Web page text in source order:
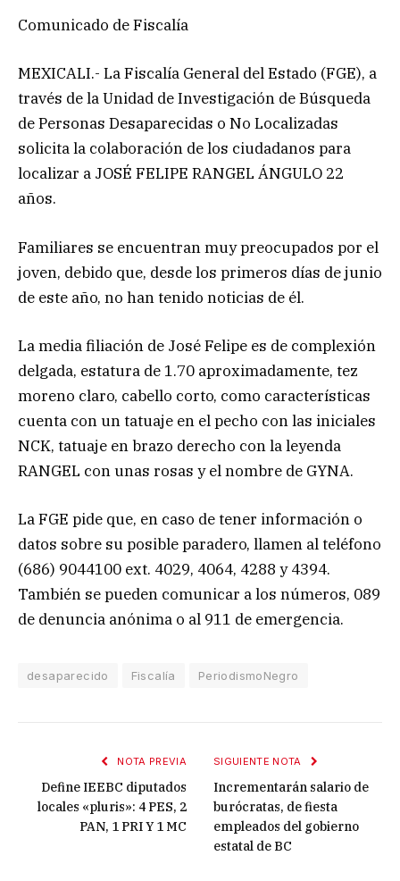
Comunicado de Fiscalía
MEXICALI.- La Fiscalía General del Estado (FGE), a
través de la Unidad de Investigación de Búsqueda
de Personas Desaparecidas o No Localizadas
solicita la colaboración de los ciudadanos para
localizar a JOSÉ FELIPE RANGEL ÁNGULO 22
años.
Familiares se encuentran muy preocupados por el
joven, debido que, desde los primeros días de junio
de este año, no han tenido noticias de él.
La media filiación de José Felipe es de complexión
delgada, estatura de 1.70 aproximadamente, tez
moreno claro, cabello corto, como características
cuenta con un tatuaje en el pecho con las iniciales
NCK, tatuaje en brazo derecho con la leyenda
RANGEL con unas rosas y el nombre de GYNA.
La FGE pide que, en caso de tener información o
datos sobre su posible paradero, llamen al teléfono
(686) 9044100 ext. 4029, 4064, 4288 y 4394.
También se pueden comunicar a los números, 089
de denuncia anónima o al 911 de emergencia.
desaparecido Fiscalía PeriodismoNegro
NOTA PREVIA
Define IEEBC diputados
locales «pluris»: 4 PES, 2
PAN, 1 PRI Y 1 MC
SIGUIENTE NOTA
Incrementarán salario de
burócratas, de fiesta
empleados del gobierno
estatal de BC